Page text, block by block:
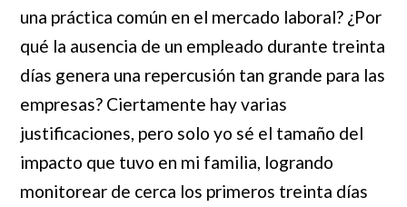
una práctica común en el mercado laboral? ¿Por
qué la ausencia de un empleado durante treinta
días genera una repercusión tan grande para las
empresas? Ciertamente hay varias
justificaciones, pero solo yo sé el tamaño del
impacto que tuvo en mi familia, logrando
monitorear de cerca los primeros treinta días